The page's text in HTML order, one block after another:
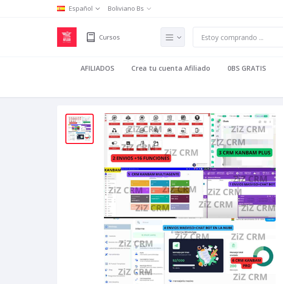
Español Boliviano Bs
Cursos
AFILIADOS Crea tu cuenta Afiliado 0BS GRATIS